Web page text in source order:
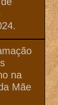
na
Mãe